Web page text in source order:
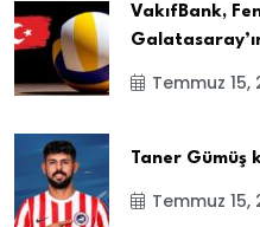
VakıfBank,
Temmuz 15,
Taner Gümüş
Temmuz 15,